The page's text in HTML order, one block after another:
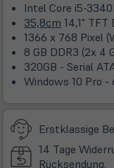
Intel Core i5-
35,8cm 14,1" TFT
1366 x 768 Pixel
8 GB DDR3 (2x 4
320GB - Serial
Windows 10 Pro -
Erstklassige
14 Tage
Rücksendung.